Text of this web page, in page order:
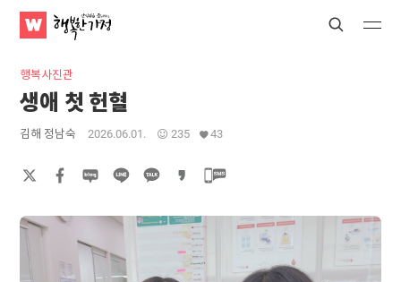
WATV
행
한
가
Search
Submit Submit
행복사진관
생애 첫 헌혈
김해 정남숙 2026.06.01. 235 43